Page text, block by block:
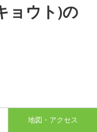
ョウト)の
地図・アクセス